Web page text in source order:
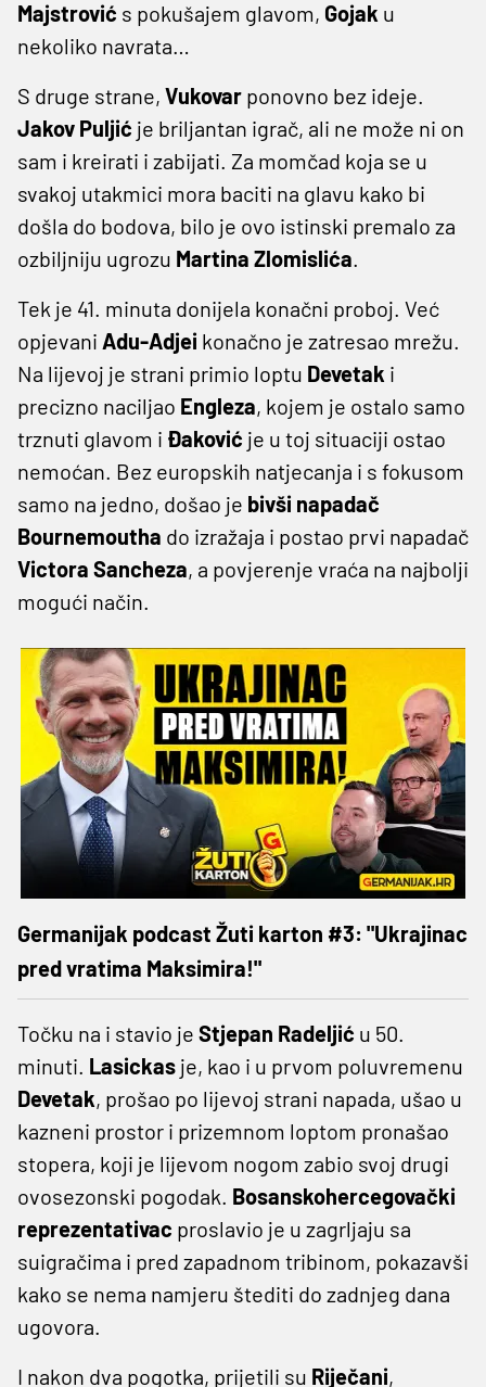
Majstrović s pokušajem glavom, Gojak u
nekoliko navrata…
S druge strane, Vukovar ponovno bez ideje.
Jakov Puljić je briljantan igrač, ali ne može ni on
sam i kreirati i zabijati. Za momčad koja se u
svakoj utakmici mora baciti na glavu kako bi
došla do bodova, bilo je ovo istinski premalo za
ozbiljniju ugrozu Martina Zlomislića.
Tek je 41. minuta donijela konačni proboj. Već
opjevani Adu-Adjei konačno je zatresao mrežu.
Na lijevoj je strani primio loptu Devetak i
precizno naciljao Engleza, kojem je ostalo samo
trznuti glavom i Đaković je u toj situaciji ostao
nemoćan. Bez europskih natjecanja i s fokusom
samo na jedno, došao je bivši napadač
Bournemoutha do izražaja i postao prvi napadač
Victora Sancheza, a povjerenje vraća na najbolji
mogući način.
Germanijak podcast Žuti karton #3: "Ukrajinac
pred vratima Maksimira!"
Točku na i stavio je Stjepan Radeljić u 50.
minuti. Lasickas je, kao i u prvom poluvremenu
Devetak, prošao po lijevoj strani napada, ušao u
kazneni prostor i prizemnom loptom pronašao
stopera, koji je lijevom nogom zabio svoj drugi
ovosezonski pogodak. Bosanskohercegovački
reprezentativac proslavio je u zagrljaju sa
suigračima i pred zapadnom tribinom, pokazavši
kako se nema namjeru štediti do zadnjeg dana
ugovora.
I nakon dva pogotka, prijetili su Riječani,